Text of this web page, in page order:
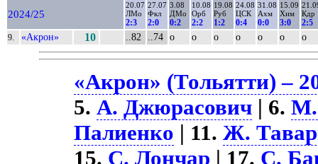
2024/25
20.07
ЛМо
2:3
27.07
Фкл
2:0
3.08
ДМо
0:2
10.08
Орб
2:2
19.08
Руб
1:2
24.08
ЦСК
0:4
31.08
Ахм
0:0
15.09
Хим
3:0
Кдр
2:5
9. «Акрон» 10 ..82 ..74 о о о о о о о
«Акрон» (Тольятти) –
5.А. Джюрасович | 6.М.
Палиенко | 11.Ж.
15. С. Лончар | 17. С.